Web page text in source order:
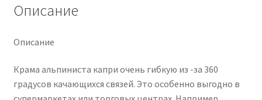
Описание
Описание
Крама альпиниста капри очень гибкую из -за 360
градусов качающихся связей. Это особенно выгодно в